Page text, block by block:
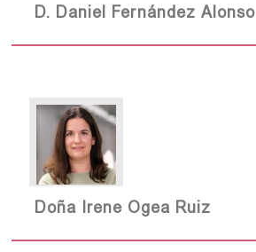
D. Daniel Fernández Alonso
Doña Irene Ogea Ruiz